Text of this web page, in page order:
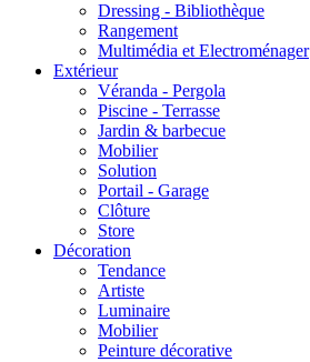
Dressing - Bibliothèque
Rangement
Multimédia et Electroménager
Extérieur
Véranda - Pergola
Piscine - Terrasse
Jardin & barbecue
Mobilier
Solution
Portail - Garage
Clôture
Store
Décoration
Tendance
Artiste
Luminaire
Mobilier
Peinture décorative